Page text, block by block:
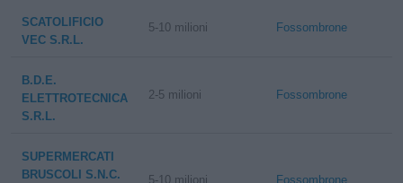
SCATOLIFICIO
VEC S.R.L.
5-10 milioni Fossombrone
B.D.E.
ELETTROTECNICA
S.R.L.
2-5 milioni Fossombrone
SUPERMERCATI
BRUSCOLI S.N.C.
5-10 milioni Fossombrone